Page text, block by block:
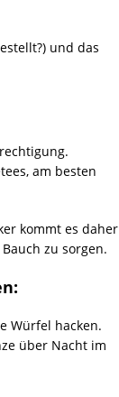
und das
am besten
kommt es daher
zu sorgen.
Würfel hacken.
über Nacht im